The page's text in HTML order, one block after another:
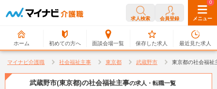
求人検索 会員登録 メニュー
ホーム 初めての方へ 面談会場一覧
0
保存した求人
0
最近見た求人
マイナビ介護職 社会福祉主事 東京都 武蔵野市 東京都の社会福祉
武蔵野市(東京都)の社会福祉主事の求人・転職一覧